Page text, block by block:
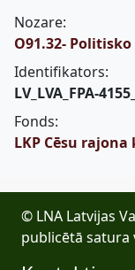
Nozare:
O91.32-
Identifikators:
LV_LVA_FPA-
Fonds:
LKP Cēsu
© LNA Latvijas
publicētā satura